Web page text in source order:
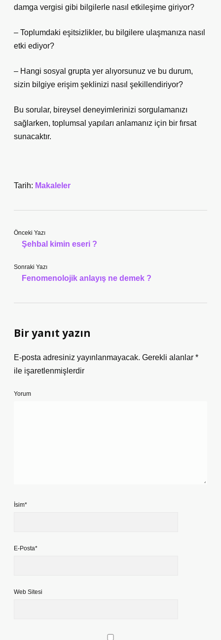
damga vergisi gibi bilgilerle nasıl etkileşime giriyor?
– Toplumdaki eşitsizlikler, bu bilgilere ulaşmanıza nasıl
etki ediyor?
– Hangi sosyal grupta yer alıyorsunuz ve bu durum,
sizin bilgiye erişim şeklinizi nasıl şekillendiriyor?
Bu sorular, bireysel deneyimlerinizi sorgulamanızı
sağlarken, toplumsal yapıları anlamanız için bir fırsat
sunacaktır.
Tarih: Makaleler
Önceki Yazı
Şehbal kimin eseri ?
Sonraki Yazı
Fenomenolojik anlayış ne demek ?
Bir yanıt yazın
E-posta adresiniz yayınlanmayacak. Gerekli alanlar *
ile işaretlenmişlerdir
Yorum
İsim*
E-Posta*
Web Sitesi